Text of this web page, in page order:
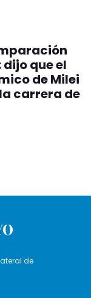
que el
de Milei
carrera de
de